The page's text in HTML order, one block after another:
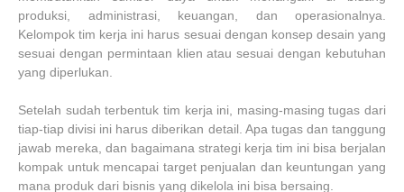
produksi, administrasi, keuangan, dan operasionalnya.
Kelompok tim kerja ini harus sesuai dengan konsep desain yang
sesuai dengan permintaan klien atau sesuai dengan kebutuhan
yang diperlukan.
Setelah sudah terbentuk tim kerja ini, masing-masing tugas dari
tiap-tiap divisi ini harus diberikan detail. Apa tugas dan tanggung
jawab mereka, dan bagaimana strategi kerja tim ini bisa berjalan
kompak untuk mencapai target penjualan dan keuntungan yang
mana produk dari bisnis yang dikelola ini bisa bersaing.